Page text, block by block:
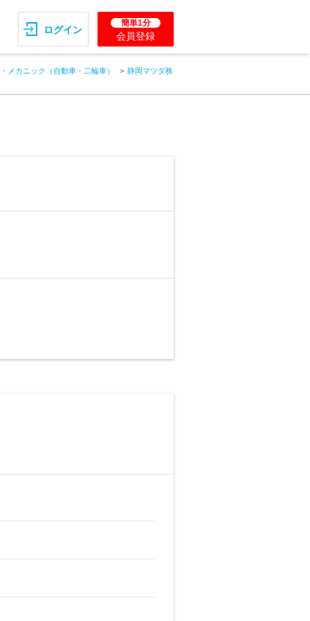
ログイン
簡単1分
会員登録
メカニック（自動車・二輪車）
静岡マツダ株